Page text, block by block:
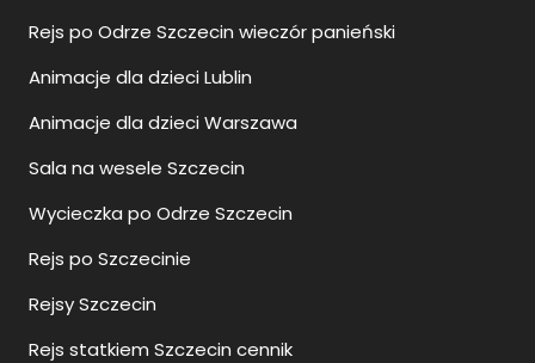
Rejs po Odrze Szczecin wieczór panieński
Animacje dla dzieci Lublin
Animacje dla dzieci Warszawa
Sala na wesele Szczecin
Wycieczka po Odrze Szczecin
Rejs po Szczecinie
Rejsy Szczecin
Rejs statkiem Szczecin cennik